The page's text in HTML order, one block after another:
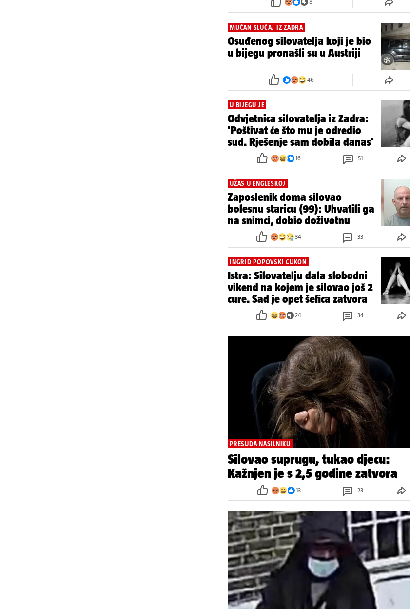
8
MUČAN SLUČAJ IZ ZADRA
Osuđenog silovatelja koji je bio
u bijegu pronašli su u Austriji
46
U BIJEGU JE
Odvjetnica silovatelja iz Zadra:
'Poštivat će što mu je odredio
sud. Rješenje sam dobila danas'
16 51
UŽAS U ENGLESKOJ
Zaposlenik doma silovao
bolesnu staricu (99): Uhvatili ga
na snimci, dobio doživotnu
34 33
INGRID POPOVSKI CUKON
Istra: Silovatelju dala slobodni
vikend na kojem je silovao još 2
cure. Sad je opet šefica zatvora
24 34
PRESUDA NASILNIKU
Silovao suprugu, tukao djecu:
Kažnjen je s 2,5 godine zatvora
13 23